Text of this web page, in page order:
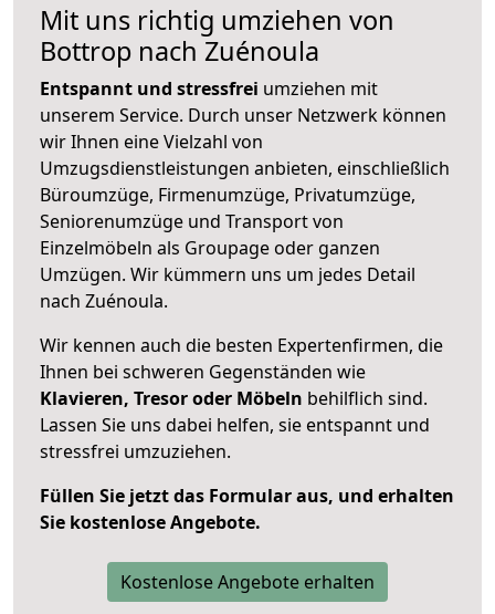
Mit uns richtig umziehen von
Bottrop nach Zuénoula
Entspannt und stressfrei umziehen mit
unserem Service. Durch unser Netzwerk können
wir Ihnen eine Vielzahl von
Umzugsdienstleistungen anbieten, einschließlich
Büroumzüge, Firmenumzüge, Privatumzüge,
Seniorenumzüge und Transport von
Einzelmöbeln als Groupage oder ganzen
Umzügen. Wir kümmern uns um jedes Detail
nach Zuénoula.
Wir kennen auch die besten Expertenfirmen, die
Ihnen bei schweren Gegenständen wie
Klavieren, Tresor oder Möbeln behilflich sind.
Lassen Sie uns dabei helfen, sie entspannt und
stressfrei umzuziehen.
Füllen Sie jetzt das Formular aus, und erhalten
Sie kostenlose Angebote.
Kostenlose Angebote erhalten